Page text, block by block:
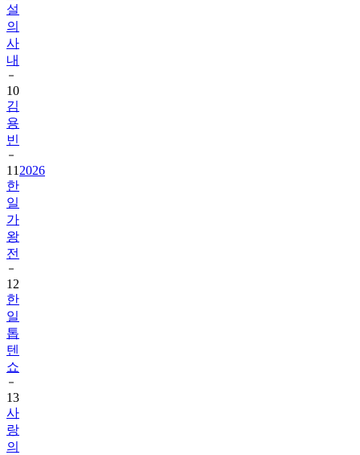
설
의
사
내
10
김
용
빈
11 2026
한
일
가
왕
전
12
한
일
톱
텐
쇼
13
사
랑
의